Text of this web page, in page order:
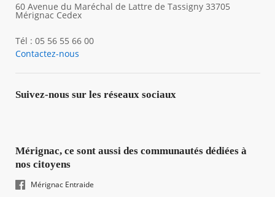
60 Avenue du Maréchal de Lattre de Tassigny 33705
Mérignac Cedex
Tél : 05 56 55 66 00
Contactez-nous
Suivez-nous sur les réseaux sociaux
Mérignac, ce sont aussi des communautés dédiées à
nos citoyens
Mérignac Entraide